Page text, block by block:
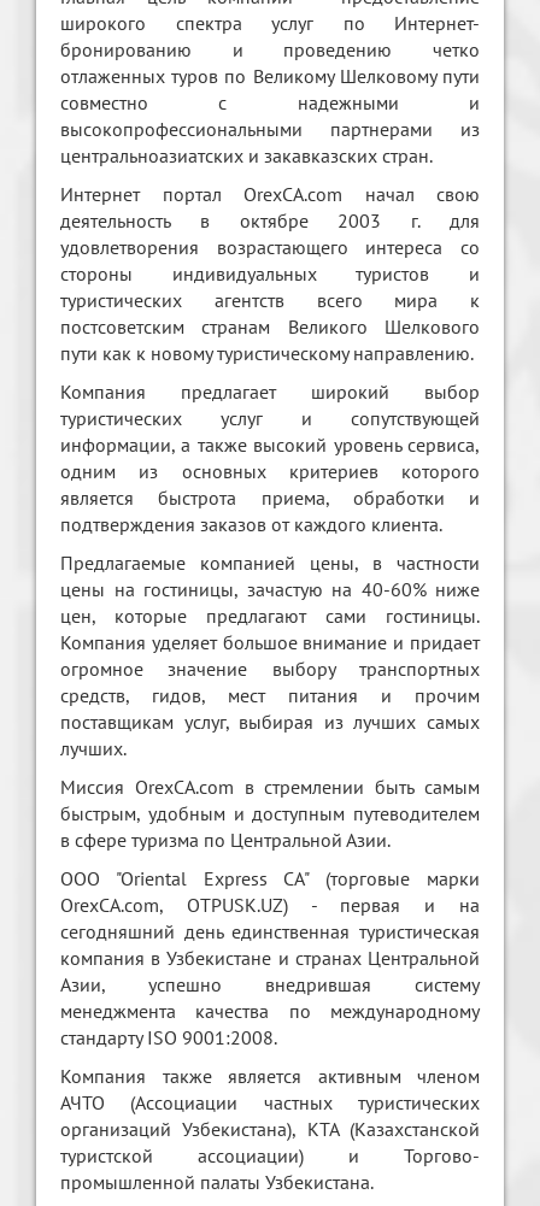
широкого спектра услуг по Интернет-
бронированию и проведению четко
отлаженных туров по Великому Шелковому пути
совместно с надежными и
высокопрофессиональными партнерами из
центральноазиатских и закавказских стран.
Интернет портал OrexCA.com начал свою
деятельность в октябре 2003 г. для
удовлетворения возрастающего интереса со
стороны индивидуальных туристов и
туристических агентств всего мира к
постсоветским странам Великого Шелкового
пути как к новому туристическому направлению.
Компания предлагает широкий выбор
туристических услуг и сопутствующей
информации, а также высокий уровень сервиса,
одним из основных критериев которого
является быстрота приема, обработки и
подтверждения заказов от каждого клиента.
Предлагаемые компанией цены, в частности
цены на гостиницы, зачастую на 40-60% ниже
цен, которые предлагают сами гостиницы.
Компания уделяет большое внимание и придает
огромное значение выбору транспортных
средств, гидов, мест питания и прочим
поставщикам услуг, выбирая из лучших самых
лучших.
Миссия OrexCA.com в стремлении быть самым
быстрым, удобным и доступным путеводителем
в сфере туризма по Центральной Азии.
OOO "Oriental Express CA" (торговые марки
OrexCA.com, ОTPUSK.UZ) - первая и на
сегодняшний день единственная туристическая
компания в Узбекистане и странах Центральной
Азии, успешно внедрившая систему
менеджмента качества по международному
стандарту ISO 9001:2008.
Компания также является активным членом
АЧТО (Ассоциации частных туристических
организаций Узбекистана), КТА (Казахстанской
туристской ассоциации) и Торгово-
промышленной палаты Узбекистана.